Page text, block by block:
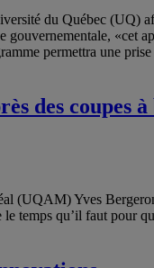
du Québec (UQ)
«cet
permettra une
des coupes
(UQAM) Yves
temps qu’il faut pour